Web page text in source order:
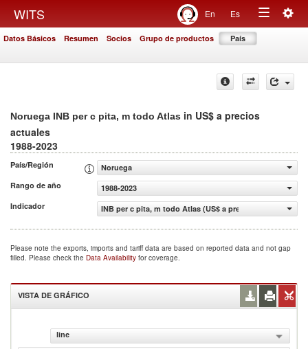
WITS En Es
Toggle
Datos Básicos Resumen Socios Grupo de productos País
Noruega INB per c pita, m todo Atlas in US$ a precios
actuales
1988-2023
País/Región
Noruega
Rango de año
1988-2023
Indicador
INB per c pita, m todo Atlas (US$ a precios actuales)
Please note the exports, imports and tariff data are based on reported data and not gap
filled. Please check the Data Availability for coverage.
VISTA DE GRÁFICO
line